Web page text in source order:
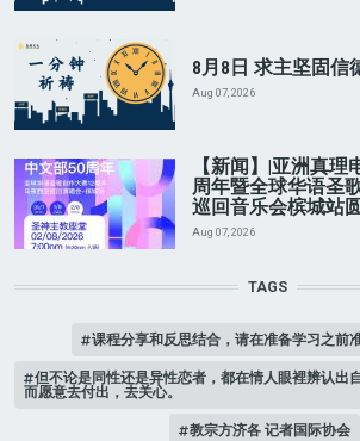
8月8日 求主坚固信
Aug 07, 2026
【新闻】|亚洲真
周年暨全球华语圣
巡回音乐会槟城站
Aug 07, 2026
TAGS
课程分享和反思结合，请在准备学习之前
但不论是同性还是异性恋者，都在情人眼裡辨认出
而愿意去付出，去关心。
教宗方济各 记者国际协会